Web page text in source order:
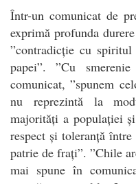
Într-un comunicat de
exprimă profunda
”contradicție cu
papei”. ”Cu
comunicat, ”spunem
nu reprezintă la
majorități a populației
respect și toleranță
patrie de frați”. ”Chile
mai spune în